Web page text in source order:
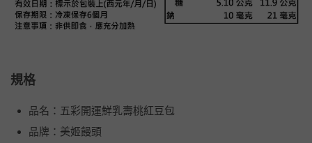
規格
品名：五彩開運鮮乳壽桃紅豆包
品牌：美姬饅頭